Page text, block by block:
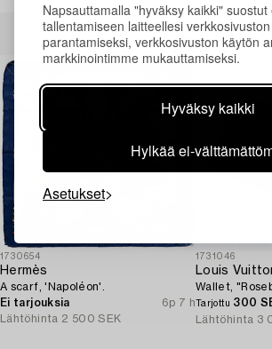
Napsauttamalla "hyväksy kaikki" suostut
tallentamiseen laitteellesi
parantamiseksi, verkkosivuston käytön
markkinointimme mukauttamiseksi.
Hyväksy kaikki
Hylkää ei-
Asetukset
Muiden katsomia
1730654
Hermès
A scarf, 'Napoléon'.
Ei tarjouksia
6p 7 h
Lähtöhinta 2 500 SEK
1731046
Louis
Wallet,
Tarjottu 300
Lähtöhinta 3